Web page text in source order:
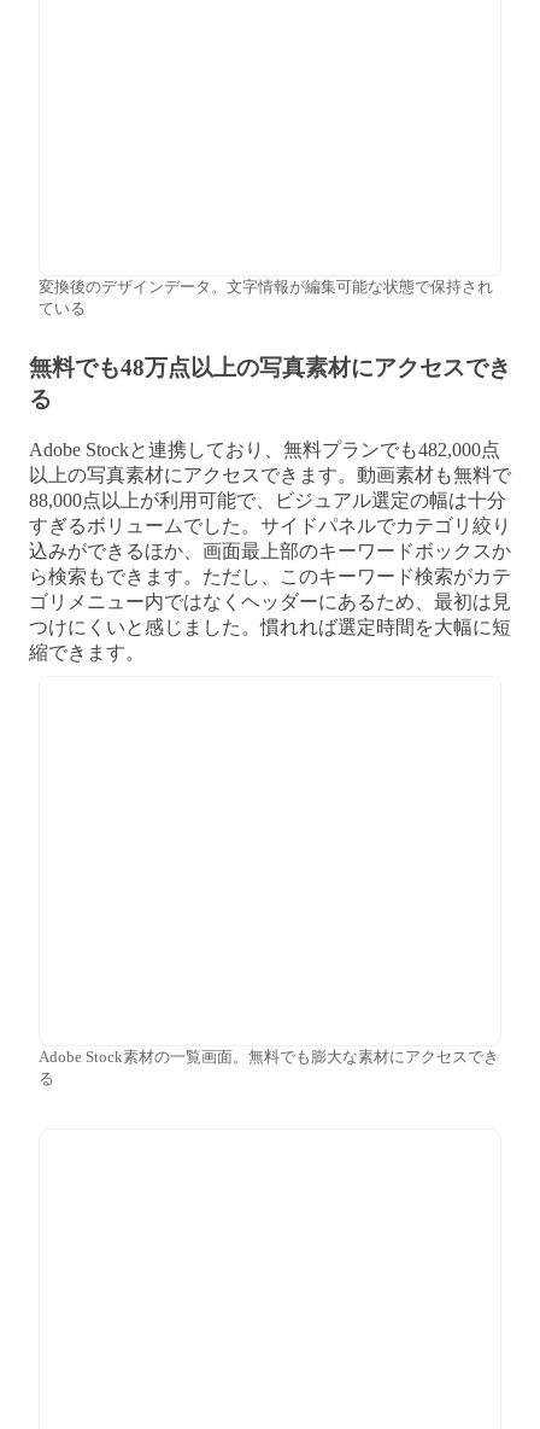
変換後のデザインデータ。文字情報が編集可能な状態で保持され
ている
無料でも48万点以上の写真素材にアクセスでき
る
Adobe Stockと連携しており、無料プランでも482,000点
以上の写真素材にアクセスできます。動画素材も無料で
88,000点以上が利用可能で、ビジュアル選定の幅は十分
すぎるボリュームでした。サイドパネルでカテゴリ絞り
込みができるほか、画面最上部のキーワードボックスか
ら検索もできます。ただし、このキーワード検索がカテ
ゴリメニュー内ではなくヘッダーにあるため、最初は見
つけにくいと感じました。慣れれば選定時間を大幅に短
縮できます。
Adobe Stock素材の一覧画面。無料でも膨大な素材にアクセスでき
る